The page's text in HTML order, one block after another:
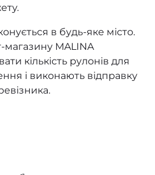
Collection
в будь-яке місто.
магазину MALINA
кількість рулонів для
і виконають відправку